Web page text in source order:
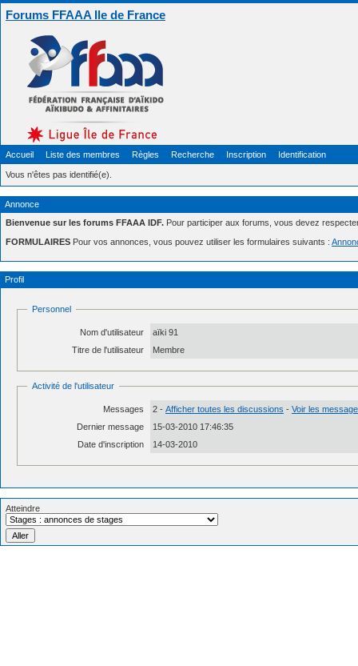
Forums FFAAA Ile de France
Accueil Liste des membres Règles Recherche Inscription Identification
Vous n'êtes pas identifié(e).
Annonce
Bienvenue sur les forums FFAAA IDF. Pour participer aux forums, vous devez
FORMULAIRES Pour vos annonces, vous pouvez utiliser les formulaires suivants :
Profil
Personnel
Nom d'utilisateur
aïki 91
Titre de l'utilisateur
Membre
Activité de l'utilisateur
Messages 2 - Afficher toutes les discussions - Voir les
Dernier message
15-03-2010 17:46:35
Date d'inscription
14-03-2010
Atteindre